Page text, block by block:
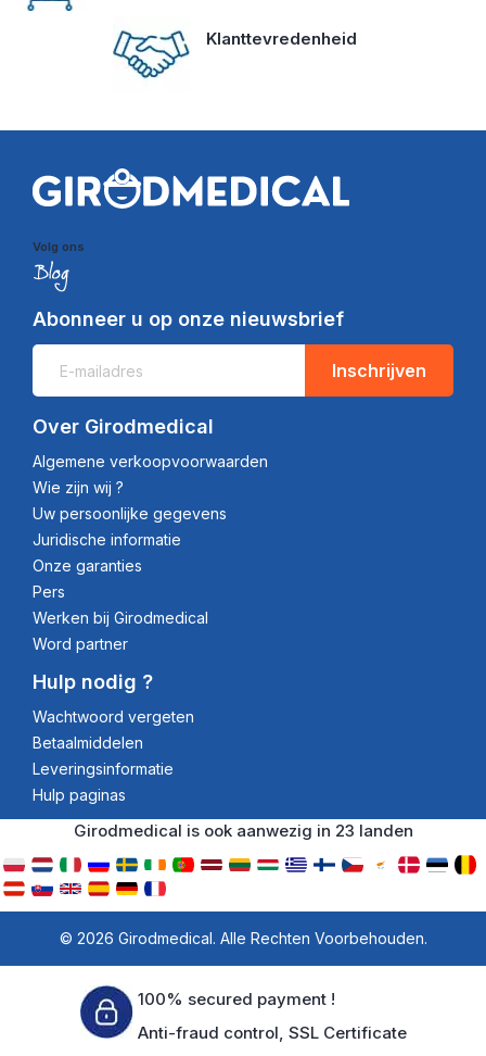
Klanttevredenheid
Volg ons
Abonneer u op onze nieuwsbrief
Inschrijven
Over Girodmedical
Algemene verkoopvoorwaarden
Wie zijn wij ?
Uw persoonlijke gegevens
Juridische informatie
Onze garanties
Pers
Werken bij Girodmedical
Word partner
Hulp nodig ?
Wachtwoord vergeten
Betaalmiddelen
Leveringsinformatie
Hulp paginas
Girodmedical is ook aanwezig in 23 landen
© 2026 Girodmedical. Alle Rechten Voorbehouden.
100% secured payment !
Anti-fraud control, SSL Certificate